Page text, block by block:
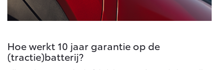
Vanaf € 39.995,-
Hoe werkt 10 jaar garantie op de
(tractie)batterij?